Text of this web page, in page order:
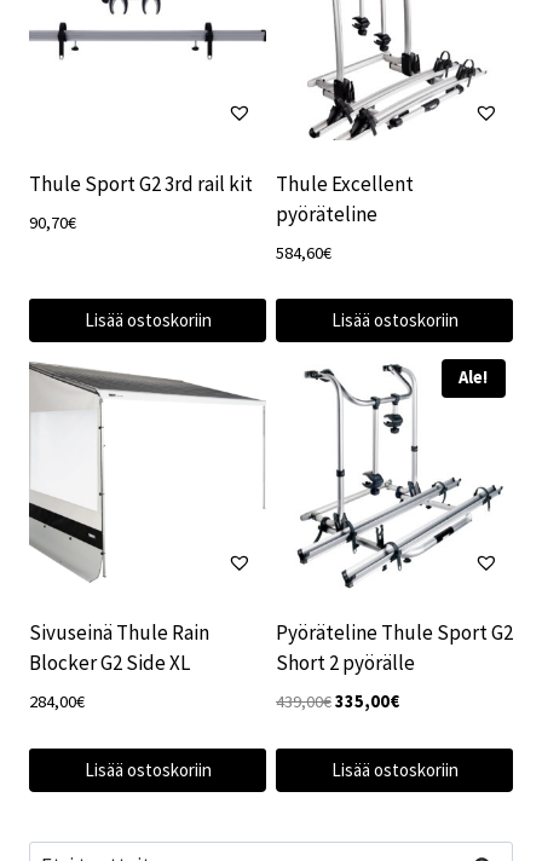
Thule Sport G2 3rd rail kit
90,70€
Lisää ostoskoriin
Thule Excellent
pyöräteline
584,60€
Lisää ostoskoriin
Sivuseinä Thule Rain
Blocker G2 Side XL
284,00€
Lisää ostoskoriin
Ale!
Pyöräteline Thule Sport G2
Short 2 pyörälle
439,00€Alkuperäinen
oli:
439,00€.
335,00€Nykyinen
on:
335,00€.
Lisää ostoskoriin
Etsi: